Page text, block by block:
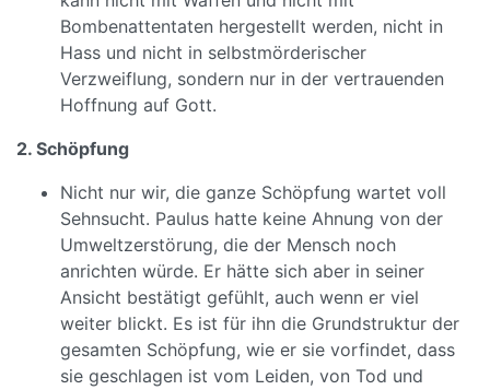
Bombenattentaten hergestellt werden, nicht in
Hass und nicht in selbstmörderischer
Verzweiflung, sondern nur in der vertrauenden
Hoffnung auf Gott.
2. Schöpfung
Nicht nur wir, die ganze Schöpfung wartet voll
Sehnsucht. Paulus hatte keine Ahnung von der
Umweltzerstörung, die der Mensch noch
anrichten würde. Er hätte sich aber in seiner
Ansicht bestätigt gefühlt, auch wenn er viel
weiter blickt. Es ist für ihn die Grundstruktur der
gesamten Schöpfung, wie er sie vorfindet, dass
sie geschlagen ist vom Leiden, von Tod und